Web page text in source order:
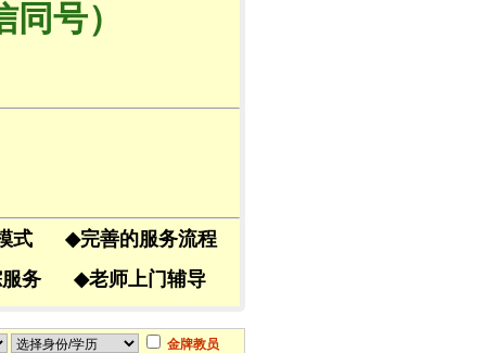
号）
模式 ◆完善的服务流程
服务 ◆老师上门辅导
金牌教员